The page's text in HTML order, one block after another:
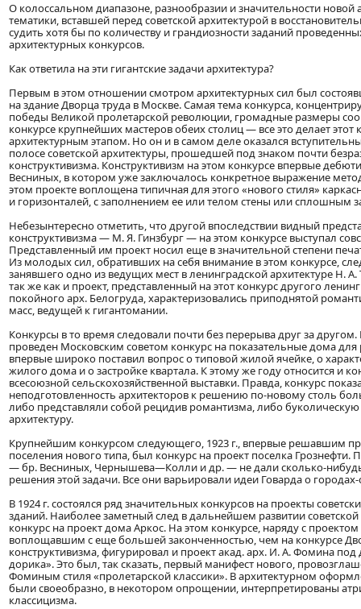
О колоссальном диапазоне, разнообразии и значительности новой
тематики, вставшей перед советской архитектурой в
судить хотя бы по количеству и грандиозности заданий
архитектурных конкурсов.
Как ответила на эти гигантские задачи архитектура?
Первым в этом отношении смотром архитектурных сил был
на здание Дворца труда в Москве. Самая тема конкурса,
победы Великой пролетарской революции, громадные размеры
конкурсе крупнейших мастеров обеих столиц — все это делает
архитектурным этапом. Но он и в самом деле оказался
полосе советской архитектуры, прошедшей под знаком почти
конструктивизма. Конструктивизм на этом конкурсе впервые
Весниных, в котором уже заключалось конкретное выражение
этом проекте воплощена типичная для этого «нового стиля»
и горизонталей, с заполнением ее или телом стены или сплошным
Небезынтересно отметить, что другой впоследствии видный
конструктивизма — М. Я. Гинзбург — на этом конкурсе выступал
Представленный им проект носил еще в значительной степени
Из молодых сил, обративших на себя внимание в этом конкурсе,
занявшего одно из ведущих мест в ленинградской архитектуре Н. А.
так же как и проект, представленный на этот конкурс другого
покойного арх. Белогруда, характеризовались приподнятой
масс, ведущей к гигантомании.
Конкурсы в то время следовали почти без перерыва друг за
проведен Московским советом конкурс на показательные дома для
впервые широко поставил вопрос о типовой жилой ячейке, о
жилого дома и о застройке квартала. К этому же году относится и
всесоюзной сельскохозяйственной выставки. Правда, конкурс
неподготовленность архитекторов к решению по-новому столь
либо представляли собой рецидив романтизма, либо
архитектуру.
Крупнейшим конкурсом следующего, 1923 г., впервые решавшим
поселения нового типа, был конкурс на проект поселка Грознефти.
— бр. Весниных, Чернышева—Колли и др. — не дали сколько-
решения этой задачи. Все они варьировали идеи Говарда о городах-
В 1924 г. состоялся ряд значительных конкурсов на проекты
зданий. Наиболее заметный след в дальнейшем развитии советской
конкурс на проект дома Аркос. На этом конкурсе, наряду с
воплощавшим с еще большей законченностью, чем на конкурсе
конструктивизма, фигурировал и проект акад. арх. И. А. Фомина под
дорика». Это был, так сказать, первый манифест нового,
Фоминым стиля «пролетарской классики». В архитектурном
были своеобразно, в некотором опрощении, интерпретированы
классицизма.